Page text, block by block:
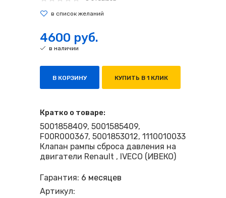
4600 руб.
в наличии
В КОРЗИНУ КУПИТЬ В 1 КЛИК
Кратко о товаре:
5001858409, 5001585409,
F00R000367, 5001853012, 1110010033
Клапан рампы сброса давления на
двигатели Renault , IVECO (ИВЕКО)
Гарантия: 6 месяцев
Артикул: